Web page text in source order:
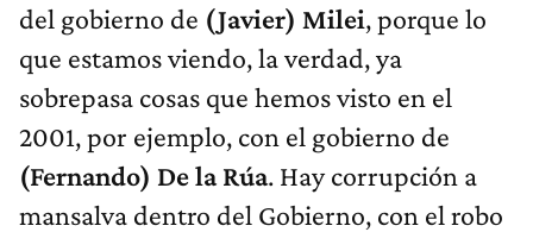
del gobierno de (Javier) Milei, porque lo
que estamos viendo, la verdad, ya
sobrepasa cosas que hemos visto en el
2001, por ejemplo, con el gobierno de
(Fernando) De la Rúa. Hay corrupción a
mansalva dentro del Gobierno, con el robo